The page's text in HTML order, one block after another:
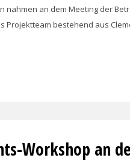
nahmen an dem Meeting der
Projektteam bestehend aus
Workshop an